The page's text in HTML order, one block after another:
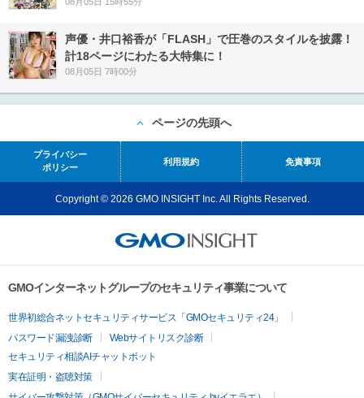
声優・井口裕香が「FLASH」で圧巻のスタイルを披露！
計18ページにわたる大特集に！
08月05日 7時00分
ページの先頭へ
プライバシー
ポリシー
利用規約 免責事項
Copyright © 2026 GMO INSIGHT Inc. All Rights Reserved.
GMOインターネットグループのセキュリティ事業について
世界初総合ネットセキュリティサービス「GMOセキュリティ24」
パスワード漏洩診断
Webサイトリスク診断
セキュリティ相談AIチャットボット
実在証明・盗聴対策